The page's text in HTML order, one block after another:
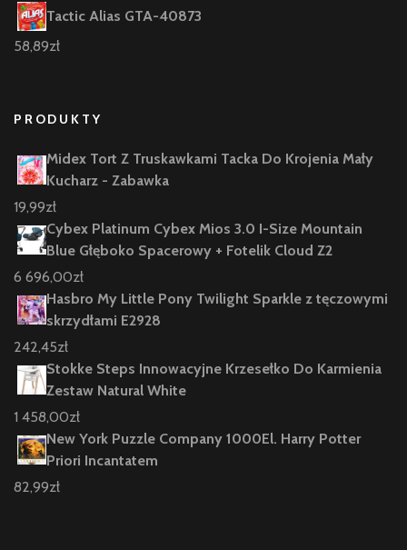
Tactic Alias GTA-40873
58,89zł
PRODUKTY
Midex Tort Z Truskawkami Tacka Do Krojenia Mały
Kucharz - Zabawka
19,99zł
Cybex Platinum Cybex Mios 3.0 I-Size Mountain
Blue Głęboko Spacerowy + Fotelik Cloud Z2
6 696,00zł
Hasbro My Little Pony Twilight Sparkle z tęczowymi
skrzydłami E2928
242,45zł
Stokke Steps Innowacyjne Krzesełko Do Karmienia
Zestaw Natural White
1 458,00zł
New York Puzzle Company 1000El. Harry Potter
Priori Incantatem
82,99zł